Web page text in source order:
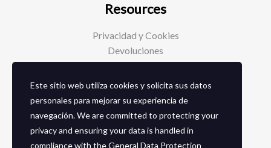
Resources
Privacidad y Cookies
Devoluciones
Social Media
Facebook
Instagram
Este sitio web utiliza cookies y solicita sus datos
personales para mejorar su experiencia de
navegación. We are committed to protecting your
privacy and ensuring your data is handled in
compliance with theGeneral Data Protection